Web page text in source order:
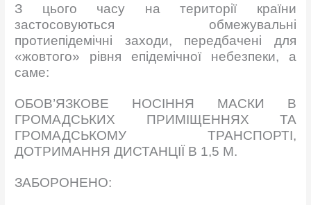
З цього часу на території країни
застосовуються обмежувальні
протиепідемічні заходи, передбачені для
«жовтого» рівня епідемічної небезпеки, а
саме:
ОБОВ’ЯЗКОВЕ НОСІННЯ МАСКИ В
ГРОМАДСЬКИХ ПРИМІЩЕННЯХ ТА
ГРОМАДСЬКОМУ ТРАНСПОРТІ,
ДОТРИМАННЯ ДИСТАНЦІЇ В 1,5 М.
ЗАБОРОНЕНО: